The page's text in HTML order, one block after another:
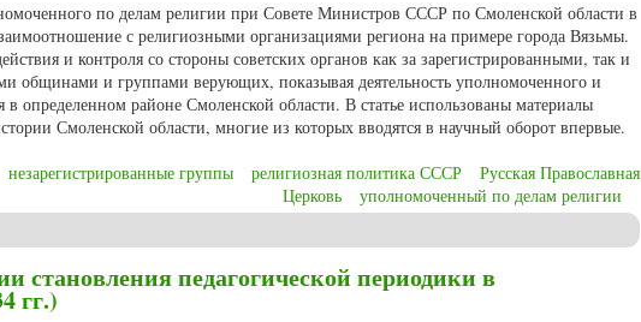
по делам религии при Совете Министров СССР по Смоленской области в
с религиозными организациями региона на примере города Вязьмы.
и контроля со стороны советских органов как за зарегистрированными, так и
общинами и группами верующих, показывая деятельность уполномоченного и
определенном районе Смоленской области. В статье использованы материалы
Смоленской области, многие из которых вводятся в научный оборот впервые.
незарегистрированные группы религиозная политика СССР
Русская Православная
Церковь
уполномоченный по делам религии
становления педагогической периодики в
гг.)